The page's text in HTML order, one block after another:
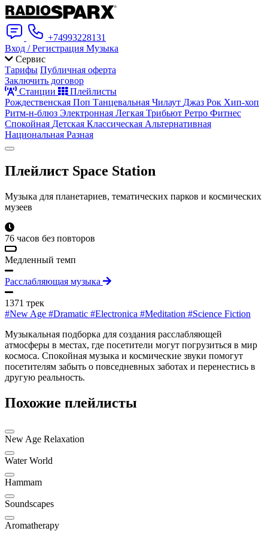
+74993228131
Вход / Регистрация Музыка
Сервис
Тарифы Публичная оферта
Заключить договор
Станции
Плейлисты
Рождественская Поп Танцевальная Чилаут Джаз Рок Хип-хоп
Ритм-н-блюз Электронная Легкая Трибьют Ретро Фитнес
Спокойная Детская Классическая Альтернативная
Национальная Разная
Плейлист Space Station
Музыка для планетариев, тематических парков и космических
музеев
76 часов без повторов
Медленный темп
Расслабляющая музыка
1371 трек
#New Age #Dramatic #Electronica #Meditation #Science Fiction
Музыкальная подборка для создания расслабляющей
атмосферы в местах, где посетители могут погрузиться в мир
космоса. Спокойная музыка и космические звуки помогут
посетителям забыть о повседневных заботах и перенестись в
другую реальность.
Похожие плейлисты
New Age Relaxation
Water World
Hammam
Soundscapes
Aromatherapy